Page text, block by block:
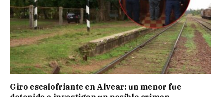
Giro escalofriante en Alvear: un menor fue